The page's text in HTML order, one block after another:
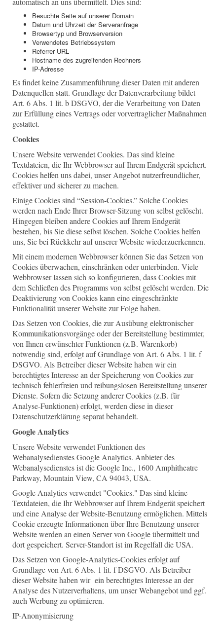
Besuchte Seite auf unserer Domain
Datum und Uhrzeit der Serveranfrage
Browsertyp und Browserversion
Verwendetes Betriebssystem
Referrer URL
Hostname des zugreifenden Rechners
IP-Adresse
Es findet keine Zusammenführung dieser Daten mit anderen
Datenquellen statt. Grundlage der Datenverarbeitung bildet
Art. 6 Abs. 1 lit. b DSGVO, der die Verarbeitung von Daten
zur Erfüllung eines Vertrags oder vorvertraglicher Maßnahmen
gestattet.
Cookies
Unsere Website verwendet Cookies. Das sind kleine
Textdateien, die Ihr Webbrowser auf Ihrem Endgerät speichert.
Cookies helfen uns dabei, unser Angebot nutzerfreundlicher,
effektiver und sicherer zu machen.
Einige Cookies sind “Session-Cookies.” Solche Cookies
werden nach Ende Ihrer Browser-Sitzung von selbst gelöscht.
Hingegen bleiben andere Cookies auf Ihrem Endgerät
bestehen, bis Sie diese selbst löschen. Solche Cookies helfen
uns, Sie bei Rückkehr auf unserer Website wiederzuerkennen.
Mit einem modernen Webbrowser können Sie das Setzen von
Cookies überwachen, einschränken oder unterbinden. Viele
Webbrowser lassen sich so konfigurieren, dass Cookies mit
dem Schließen des Programms von selbst gelöscht werden. Die
Deaktivierung von Cookies kann eine eingeschränkte
Funktionalität unserer Website zur Folge haben.
Das Setzen von Cookies, die zur Ausübung elektronischer
Kommunikationsvorgänge oder der Bereitstellung bestimmter,
von Ihnen erwünschter Funktionen (z.B. Warenkorb)
notwendig sind, erfolgt auf Grundlage von Art. 6 Abs. 1 lit. f
DSGVO. Als Betreiber dieser Website haben wir ein
berechtigtes Interesse an der Speicherung von Cookies zur
technisch fehlerfreien und reibungslosen Bereitstellung unserer
Dienste. Sofern die Setzung anderer Cookies (z.B. für
Analyse-Funktionen) erfolgt, werden diese in dieser
Datenschutzerklärung separat behandelt.
Google Analytics
Unsere Website verwendet Funktionen des
Webanalysedienstes Google Analytics. Anbieter des
Webanalysedienstes ist die Google Inc., 1600 Amphitheatre
Parkway, Mountain View, CA 94043, USA.
Google Analytics verwendet "Cookies." Das sind kleine
Textdateien, die Ihr Webbrowser auf Ihrem Endgerät speichert
und eine Analyse der Website-Benutzung ermöglichen. Mittels
Cookie erzeugte Informationen über Ihre Benutzung unserer
Website werden an einen Server von Google übermittelt und
dort gespeichert. Server-Standort ist im Regelfall die USA.
Das Setzen von Google-Analytics-Cookies erfolgt auf
Grundlage von Art. 6 Abs. 1 lit. f DSGVO. Als Betreiber
dieser Website haben wir ein berechtigtes Interesse an der
Analyse des Nutzerverhaltens, um unser Webangebot und ggf.
auch Werbung zu optimieren.
IP-Anonymisierung